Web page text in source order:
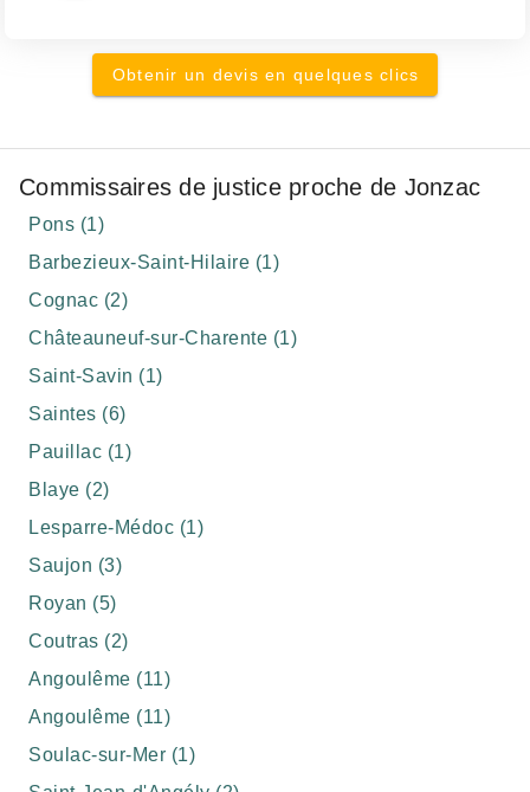
Obtenir un devis en quelques clics
Commissaires de justice proche de Jonzac
Pons (1)
Barbezieux-Saint-Hilaire (1)
Cognac (2)
Châteauneuf-sur-Charente (1)
Saint-Savin (1)
Saintes (6)
Pauillac (1)
Blaye (2)
Lesparre-Médoc (1)
Saujon (3)
Royan (5)
Coutras (2)
Angoulême (11)
Angoulême (11)
Soulac-sur-Mer (1)